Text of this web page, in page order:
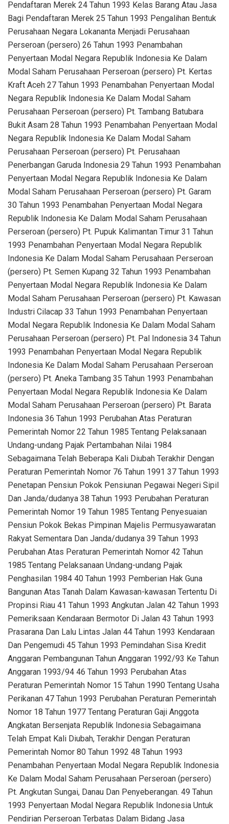
Pendaftaran Merek 24 Tahun 1993 Kelas Barang Atau Jasa
Bagi Pendaftaran Merek 25 Tahun 1993 Pengalihan Bentuk
Perusahaan Negara Lokananta Menjadi Perusahaan
Perseroan (persero) 26 Tahun 1993 Penambahan
Penyertaan Modal Negara Republik Indonesia Ke Dalam
Modal Saham Perusahaan Perseroan (persero) Pt. Kertas
Kraft Aceh 27 Tahun 1993 Penambahan Penyertaan Modal
Negara Republik Indonesia Ke Dalam Modal Saham
Perusahaan Perseroan (persero) Pt. Tambang Batubara
Bukit Asam 28 Tahun 1993 Penambahan Penyertaan Modal
Negara Republik Indonesia Ke Dalam Modal Saham
Perusahaan Perseroan (persero) Pt. Perusahaan
Penerbangan Garuda Indonesia 29 Tahun 1993 Penambahan
Penyertaan Modal Negara Republik Indonesia Ke Dalam
Modal Saham Perusahaan Perseroan (persero) Pt. Garam
30 Tahun 1993 Penambahan Penyertaan Modal Negara
Republik Indonesia Ke Dalam Modal Saham Perusahaan
Perseroan (persero) Pt. Pupuk Kalimantan Timur 31 Tahun
1993 Penambahan Penyertaan Modal Negara Republik
Indonesia Ke Dalam Modal Saham Perusahaan Perseroan
(persero) Pt. Semen Kupang 32 Tahun 1993 Penambahan
Penyertaan Modal Negara Republik Indonesia Ke Dalam
Modal Saham Perusahaan Perseroan (persero) Pt. Kawasan
Industri Cilacap 33 Tahun 1993 Penambahan Penyertaan
Modal Negara Republik Indonesia Ke Dalam Modal Saham
Perusahaan Perseroan (persero) Pt. Pal Indonesia 34 Tahun
1993 Penambahan Penyertaan Modal Negara Republik
Indonesia Ke Dalam Modal Saham Perusahaan Perseroan
(persero) Pt. Aneka Tambang 35 Tahun 1993 Penambahan
Penyertaan Modal Negara Republik Indonesia Ke Dalam
Modal Saham Perusahaan Perseroan (persero) Pt. Barata
Indonesia 36 Tahun 1993 Perubahan Atas Peraturan
Pemerintah Nomor 22 Tahun 1985 Tentang Pelaksanaan
Undang-undang Pajak Pertambahan Nilai 1984
Sebagaimana Telah Beberapa Kali Diubah Terakhir Dengan
Peraturan Pemerintah Nomor 76 Tahun 1991 37 Tahun 1993
Penetapan Pensiun Pokok Pensiunan Pegawai Negeri Sipil
Dan Janda/dudanya 38 Tahun 1993 Perubahan Peraturan
Pemerintah Nomor 19 Tahun 1985 Tentang Penyesuaian
Pensiun Pokok Bekas Pimpinan Majelis Permusyawaratan
Rakyat Sementara Dan Janda/dudanya 39 Tahun 1993
Perubahan Atas Peraturan Pemerintah Nomor 42 Tahun
1985 Tentang Pelaksanaan Undang-undang Pajak
Penghasilan 1984 40 Tahun 1993 Pemberian Hak Guna
Bangunan Atas Tanah Dalam Kawasan-kawasan Tertentu Di
Propinsi Riau 41 Tahun 1993 Angkutan Jalan 42 Tahun 1993
Pemeriksaan Kendaraan Bermotor Di Jalan 43 Tahun 1993
Prasarana Dan Lalu Lintas Jalan 44 Tahun 1993 Kendaraan
Dan Pengemudi 45 Tahun 1993 Pemindahan Sisa Kredit
Anggaran Pembangunan Tahun Anggaran 1992/93 Ke Tahun
Anggaran 1993/94 46 Tahun 1993 Perubahan Atas
Peraturan Pemerintah Nomor 15 Tahun 1990 Tentang Usaha
Perikanan 47 Tahun 1993 Perubahan Peraturan Pemerintah
Nomor 18 Tahun 1977 Tentang Peraturan Gaji Anggota
Angkatan Bersenjata Republik Indonesia Sebagaimana
Telah Empat Kali Diubah, Terakhir Dengan Peraturan
Pemerintah Nomor 80 Tahun 1992 48 Tahun 1993
Penambahan Penyertaan Modal Negara Republik Indonesia
Ke Dalam Modal Saham Perusahaan Perseroan (persero)
Pt. Angkutan Sungai, Danau Dan Penyeberangan. 49 Tahun
1993 Penyertaan Modal Negara Republik Indonesia Untuk
Pendirian Perseroan Terbatas Dalam Bidang Jasa